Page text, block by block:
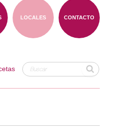
CONTACTO
LOCALES